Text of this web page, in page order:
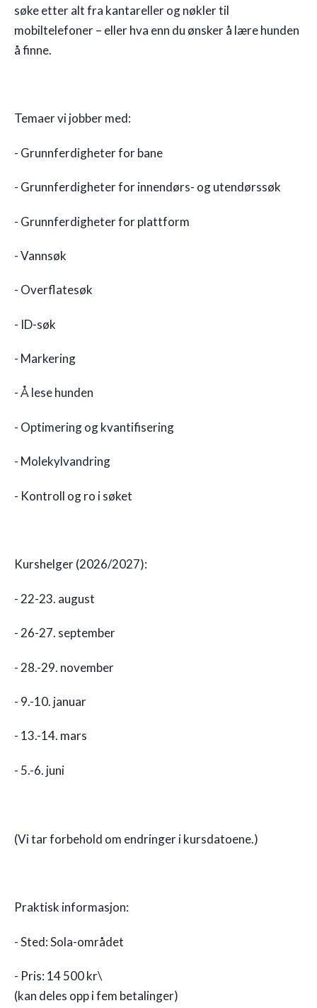
søke etter alt fra kantareller og nøkler til
mobiltelefoner – eller hva enn du ønsker å lære hunden
å finne.
Temaer vi jobber med:
- Grunnferdigheter for bane
- Grunnferdigheter for innendørs- og utendørssøk
- Grunnferdigheter for plattform
- Vannsøk
- Overflatesøk
- ID-søk
- Markering
- Å lese hunden
- Optimering og kvantifisering
- Molekylvandring
- Kontroll og ro i søket
Kurshelger (2026/2027):
- 22-23. august
- 26-27. september
- 28.-29. november
- 9.-10. januar
- 13.-14. mars
- 5.-6. juni
(Vi tar forbehold om endringer i kursdatoene.)
Praktisk informasjon:
- Sted: Sola-området
- Pris: 14 500 kr\
(kan deles opp i fem betalinger)